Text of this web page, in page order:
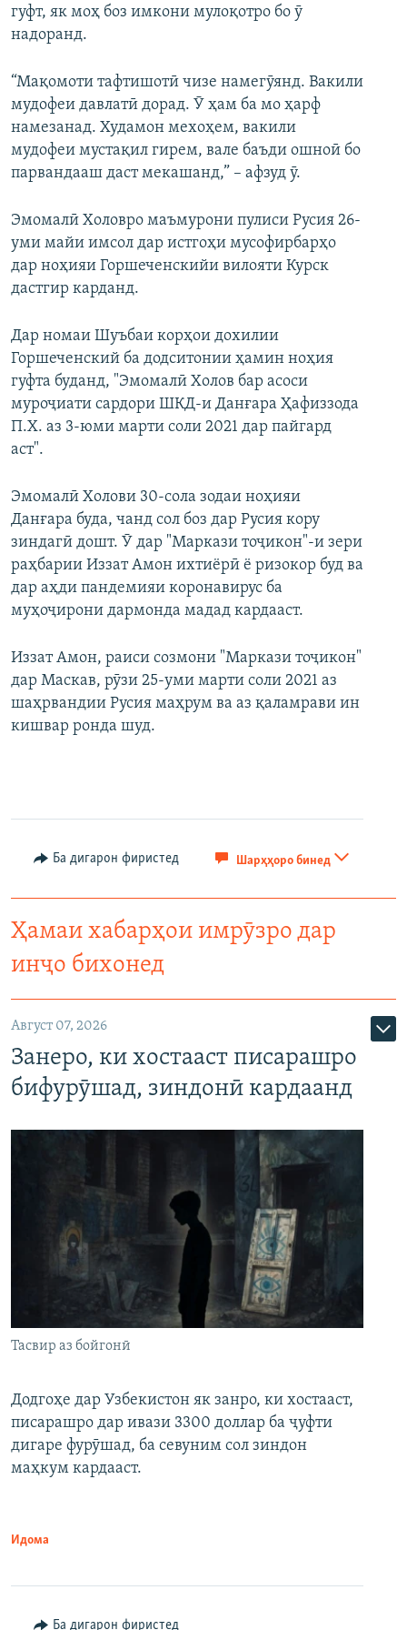
гуфт, як моҳ боз имкони мулоқотро бо ӯ
надоранд.
“Мақомоти тафтишотӣ чизе намегӯянд. Вакили
мудофеи давлатӣ дорад. Ӯ ҳам ба мо ҳарф
намезанад. Худамон мехоҳем, вакили
мудофеи мустақил гирем, вале баъди ошноӣ бо
парвандааш даст мекашанд,” – афзуд ӯ.
Эмомалӣ Холовро маъмурони пулиси Русия 26-
уми майи имсол дар истгоҳи мусофирбарҳо
дар ноҳияи Горшеченскийи вилояти Курск
дастгир карданд.
Дар номаи Шуъбаи корҳои дохилии
Горшеченский ба додситонии ҳамин ноҳия
гуфта буданд, "Эмомалӣ Холов бар асоси
муроҷиати сардори ШКД-и Данғара Ҳафиззода
П.Х. аз 3-юми марти соли 2021 дар пайгард
аст".
Эмомалӣ Холови 30-сола зодаи ноҳияи
Данғара буда, чанд сол боз дар Русия кору
зиндагӣ дошт. Ӯ дар "Маркази тоҷикон"-и зери
раҳбарии Иззат Амон ихтиёрӣ ё ризокор буд ва
дар аҳди пандемияи коронавирус ба
муҳоҷирони дармонда мадад кардааст.
Иззат Амон, раиси созмони "Маркази тоҷикон"
дар Маскав, рӯзи 25-уми марти соли 2021 аз
шаҳрвандии Русия маҳрум ва аз қаламрави ин
кишвар ронда шуд.
Ба дигарон фиристед Шарҳҳоро бинед
Ҳамаи хабарҳои имрӯзро дар
инҷо бихонед
Август 07, 2026
Занеро, ки хостааст писарашро
бифурӯшад, зиндонӣ кардаанд
Тасвир аз бойгонӣ
Додгоҳе дар Узбекистон як занро, ки хостааст,
писарашро дар ивази 3300 доллар ба ҷуфти
дигаре фурӯшад, ба севуним сол зиндон
маҳкум кардааст.
Идома
Ба дигарон фиристед